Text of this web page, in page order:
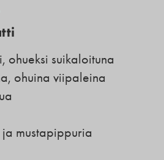
ohueksi suikaloituna
ohuina viipaleina
mustapippuria